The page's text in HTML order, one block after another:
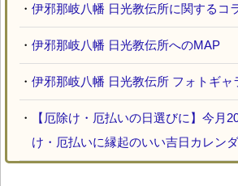
・ 伊邪那岐八幡 日光教伝所に関するコ
・ 伊邪那岐八幡 日光教伝所へのMAP
・ 伊邪那岐八幡 日光教伝所 フォトギャ
・
【厄除け・厄払いの日選びに】今月
け・厄払いに縁起のいい吉日カレン